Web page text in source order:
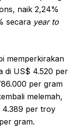
naik 2,24%
secara year to
memperkirakan
di US$ 4.520 per
per gram
melemah,
4.389 per troy
gram.